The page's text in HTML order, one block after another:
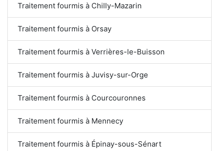
Traitement fourmis à Chilly-Mazarin
Traitement fourmis à Orsay
Traitement fourmis à Verrières-le-Buisson
Traitement fourmis à Juvisy-sur-Orge
Traitement fourmis à Courcouronnes
Traitement fourmis à Mennecy
Traitement fourmis à Épinay-sous-Sénart